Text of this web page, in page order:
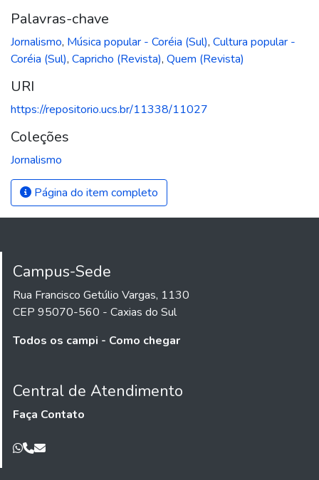
Palavras-chave
Jornalismo, Música popular - Coréia (Sul), Cultura popular -
Coréia (Sul), Capricho (Revista), Quem (Revista)
URI
https://repositorio.ucs.br/11338/11027
Coleções
Jornalismo
Página do item completo
Campus-Sede
Rua Francisco Getúlio Vargas, 1130
CEP 95070-560 - Caxias do Sul
Todos os campi - Como chegar
Central de Atendimento
Faça Contato